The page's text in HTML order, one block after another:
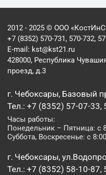
2012 - 2025 © ООО
+7 (8352) 570-731, 570-732,
E-mail: kst@kst21.ru
428000, Республика
проезд, д.3
г. Чебоксары, Базовый
Тел.: +7 (8352) 57-07-33,
Часы работы:
Понедельник – Пятница: с
Суббота, Воскресенье: с
г. Чебоксары,
Тел.: +7 (8352) 58-10-87,